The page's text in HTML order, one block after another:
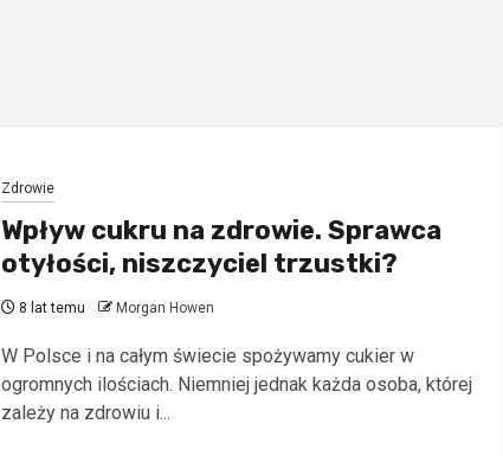
Zdrowie
Wpływ cukru na zdrowie. Sprawca
otyłości, niszczyciel trzustki?
8 lat temu Morgan Howen
W Polsce i na całym świecie spożywamy cukier w
ogromnych ilościach. Niemniej jednak każda osoba, której
zależy na zdrowiu i...